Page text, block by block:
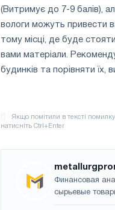
(Витримує до 7-9 балів),
вологи можуть привести
тому місці, де буде
вами матеріали.
будинків та порівняти їх,
Финансовая
сырьевые